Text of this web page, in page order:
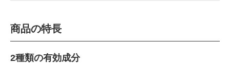
商品の特長
2種類の有効成分